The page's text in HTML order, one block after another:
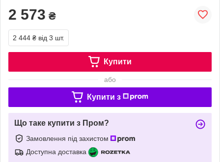
2 573 ₴
2 444 ₴ від 3 шт.
Купити
або
Купити з
Що таке купити з Пром?
Замовлення під захистом
Доступна доставка